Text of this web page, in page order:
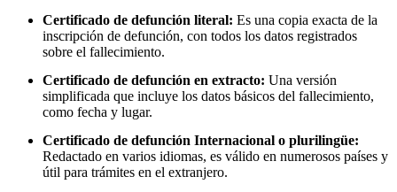
Certificado de defunción literal: Es una copia exacta de la
inscripción de defunción, con todos los datos registrados
sobre el fallecimiento.
Certificado de defunción en extracto: Una versión
simplificada que incluye los datos básicos del fallecimiento,
como fecha y lugar.
Certificado de defunción Internacional o plurilingüe:
Redactado en varios idiomas, es válido en numerosos países y
útil para trámites en el extranjero.